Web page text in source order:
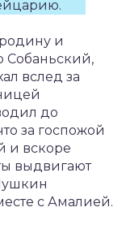
и
Собаньский,
вслед за
до
за госпожой
и вскоре
выдвигают
с Амалией.